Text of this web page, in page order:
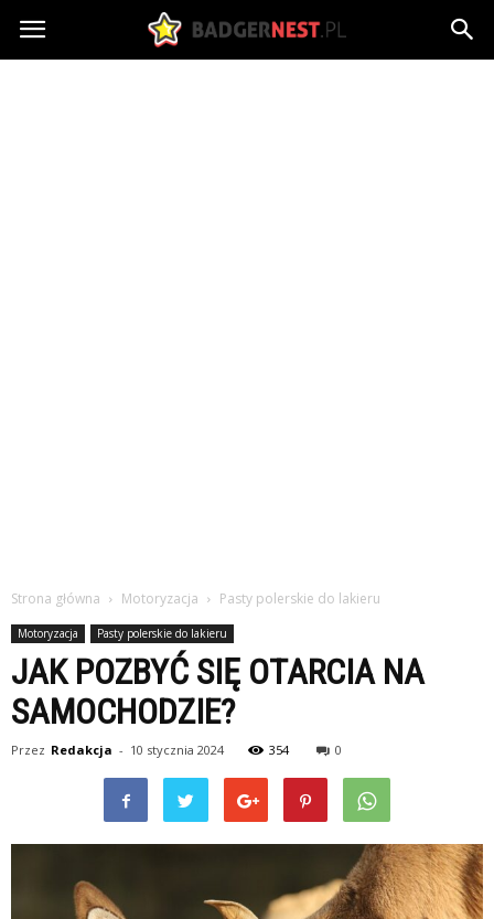
badgersnest.pl
Strona główna Motoryzacja Pasty polerskie do lakieru
Motoryzacja Pasty polerskie do lakieru
JAK POZBYĆ SIĘ OTARCIA NA
SAMOCHODZIE?
Przez Redakcja - 10 stycznia 2024 354 0